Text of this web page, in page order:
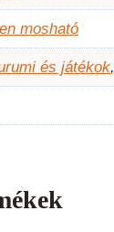
mosható
és játékok,